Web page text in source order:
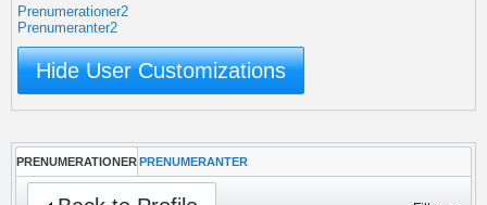
Prenumerationer2
Prenumeranter2
Hide User Customizations
PRENUMERATIONER PRENUMERANTER